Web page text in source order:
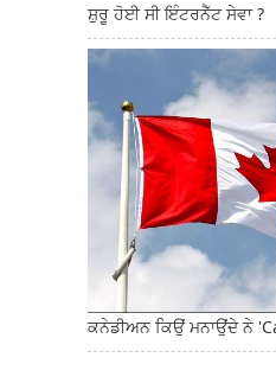
ਸ਼ੁਰੂ ਹੋਈ ਸੀ ਇੰਟਰਨੈੱਟ ਸੇਵਾ ?
ਕਨੇਡੀਅਨ ਕਿਉਂ ਮਨਾਉਂਦੇ ਨੇ